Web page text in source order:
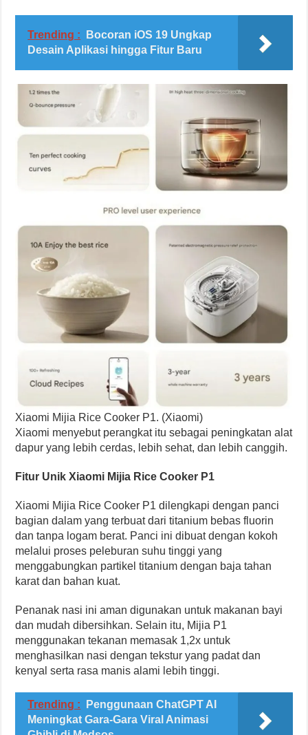
Trending :
Bocoran iOS 19 Ungkap
Desain Aplikasi hingga Fitur Baru
Xiaomi Mijia Rice Cooker P1. (Xiaomi)
Xiaomi menyebut perangkat itu sebagai peningkatan alat
dapur yang lebih cerdas, lebih sehat, dan lebih canggih.
Fitur Unik Xiaomi Mijia Rice Cooker P1
Xiaomi Mijia Rice Cooker P1 dilengkapi dengan panci
bagian dalam yang terbuat dari titanium bebas fluorin
dan tanpa logam berat. Panci ini dibuat dengan kokoh
melalui proses peleburan suhu tinggi yang
menggabungkan partikel titanium dengan baja tahan
karat dan bahan kuat.
Penanak nasi ini aman digunakan untuk makanan bayi
dan mudah dibersihkan. Selain itu, Mijia P1
menggunakan tekanan memasak 1,2x untuk
menghasilkan nasi dengan tekstur yang padat dan
kenyal serta rasa manis alami lebih tinggi.
Trending :
Penggunaan ChatGPT AI
Meningkat Gara-Gara Viral Animasi